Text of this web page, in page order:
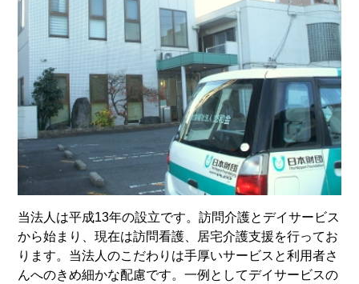
当法人は平成13年の設立です。訪問介護とデイサービス
から始まり、現在は訪問看護、居宅介護支援を行ってお
ります。当法人のこだわりは手厚いサービスと利用者さ
んへのきめ細かな配慮です。一例としてデイサービスの